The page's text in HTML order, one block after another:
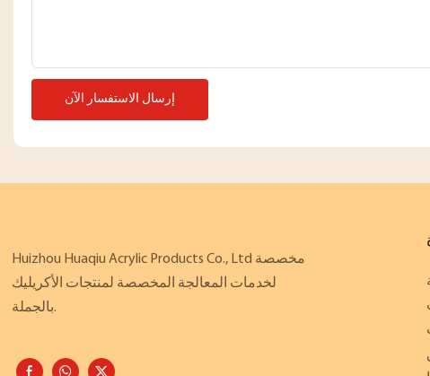
إرسال الاستفسار الآن
Huizhou Huaqiu Acrylic Products Co., Ltd مخصصة
لخدمات المعالجة المخصصة لمنتجات الأكريليك
بالجملة.